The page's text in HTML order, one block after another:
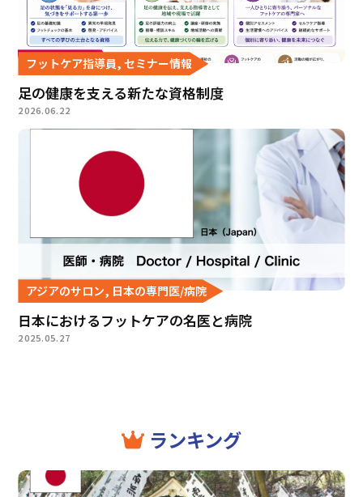
フットケア指導員, セミナー情報
足の健康を支える新たな資格制度
2026.06.22
アジアのサロン, 日本の専門医/病院
日本におけるフットケアの名医と病院
2025.05.27
ランキング